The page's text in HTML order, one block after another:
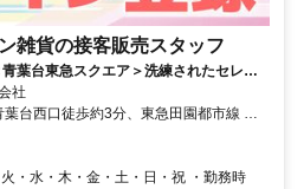
雑貨の接客販売スタッフ
葉台東急スクエア＞洗練されたセレク
販売
社
台西口徒歩約3分、東急田園都市線 藤
18分、東急田園都市線 田奈徒歩約18分
徒歩1分
・水・木・金・土・日・祝 ・勤務時